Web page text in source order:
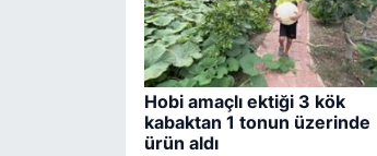
Hobi amaçlı ektiği 3 kök
kabaktan 1 tonun üzerinde
ürün aldı